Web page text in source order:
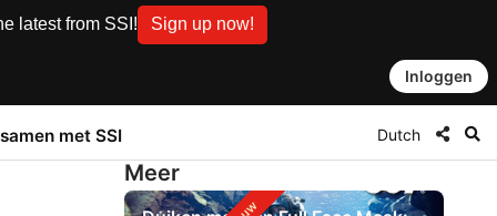
latest from SSI! Sign up now!
Inloggen
met SSI Dutch
Meer